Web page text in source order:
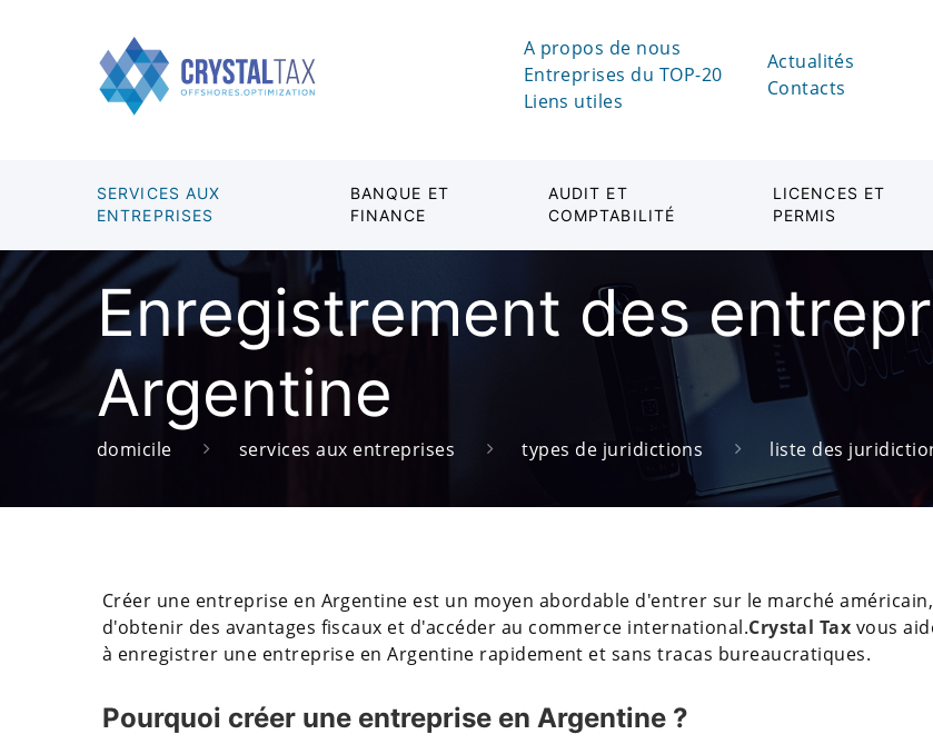
A propos de nous
Entreprises du TOP-20
Liens utiles
Actualités
Contacts
SERVICES AUX
ENTREPRISES
BANQUE ET
FINANCE
AUDIT ET
COMPTABILITÉ
LICENCES ET
PERMIS
Enregistrement des
Argentine
domicile services aux entreprises types de juridictions liste des
Créer une entreprise en Argentine est un moyen abordable d'entrer sur le marché américain,
d'obtenir des avantages fiscaux et d'accéder au commerce international.Crystal Tax vous
à enregistrer une entreprise en Argentine rapidement et sans tracas bureaucratiques.
Pourquoi créer une entreprise en Argentine ?